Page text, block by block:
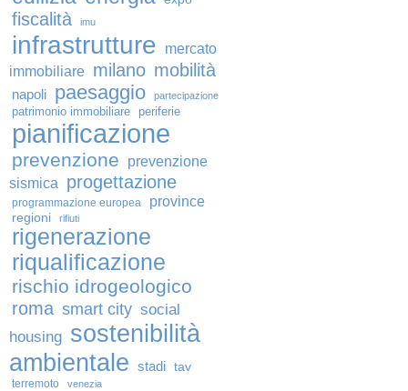
fiscalità imu
infrastrutture
mercato
immobiliare milano mobilità
napoli paesaggio partecipazione
patrimonio immobiliare periferie
pianificazione
prevenzione
prevenzione
sismica
progettazione
programmazione europea province
regioni rifiuti
rigenerazione
riqualificazione
rischio idrogeologico
roma smart city social
housing sostenibilità
ambientale stadi tav
terremoto venezia